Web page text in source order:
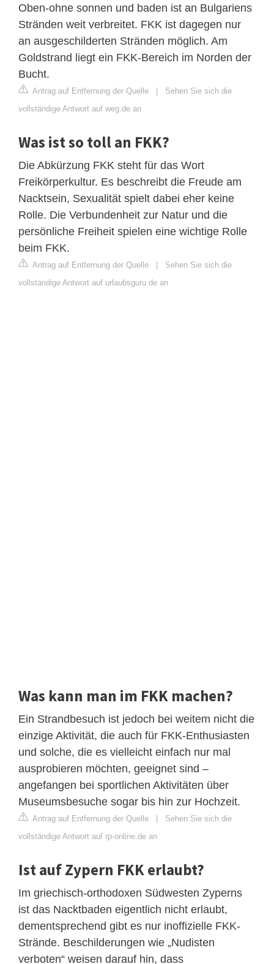
Oben-ohne sonnen und baden ist an Bulgariens
Stränden weit verbreitet. FKK ist dagegen nur
an ausgeschilderten Stränden möglich. Am
Goldstrand liegt ein FKK-Bereich im Norden der
Bucht.
Antrag auf Entfernung der Quelle | Sehen Sie sich die
vollständige Antwort auf weg.de an
Was ist so toll an FKK?
Die Abkürzung FKK steht für das Wort
Freikörperkultur. Es beschreibt die Freude am
Nacktsein, Sexualität spielt dabei eher keine
Rolle. Die Verbundenheit zur Natur und die
persönliche Freiheit spielen eine wichtige Rolle
beim FKK.
Antrag auf Entfernung der Quelle | Sehen Sie sich die
vollständige Antwort auf urlaubsguru.de an
Was kann man im FKK machen?
Ein Strandbesuch ist jedoch bei weitem nicht die
einzige Aktivität, die auch für FKK-Enthusiasten
und solche, die es vielleicht einfach nur mal
ausprobieren möchten, geeignet sind –
angefangen bei sportlichen Aktivitäten über
Museumsbesuche sogar bis hin zur Hochzeit.
Antrag auf Entfernung der Quelle | Sehen Sie sich die
vollständige Antwort auf rp-online.de an
Ist auf Zypern FKK erlaubt?
Im griechisch-orthodoxen Südwesten Zyperns
ist das Nacktbaden eigentlich nicht erlaubt,
dementsprechend gibt es nur inoffizielle FKK-
Strände. Beschilderungen wie „Nudisten
verboten“ weisen darauf hin, dass